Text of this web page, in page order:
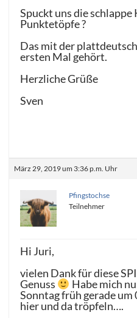
Spuckt uns die
Punktetöpfe ?
Das mit der
ersten Mal gehört.
Herzliche Grüße
Sven
März 29, 2019 um 3:36 p.m. Uhr
Pfingstochse
Teilnehmer
Hi Juri,
vielen Dank für diese
Genuss
Habe mich
Sonntag früh gerade um
hier und da tröpfeln….